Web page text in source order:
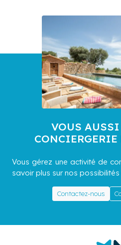
VOUS
Vous gérez une activité de
savoir plus sur nos
Contactez-nous